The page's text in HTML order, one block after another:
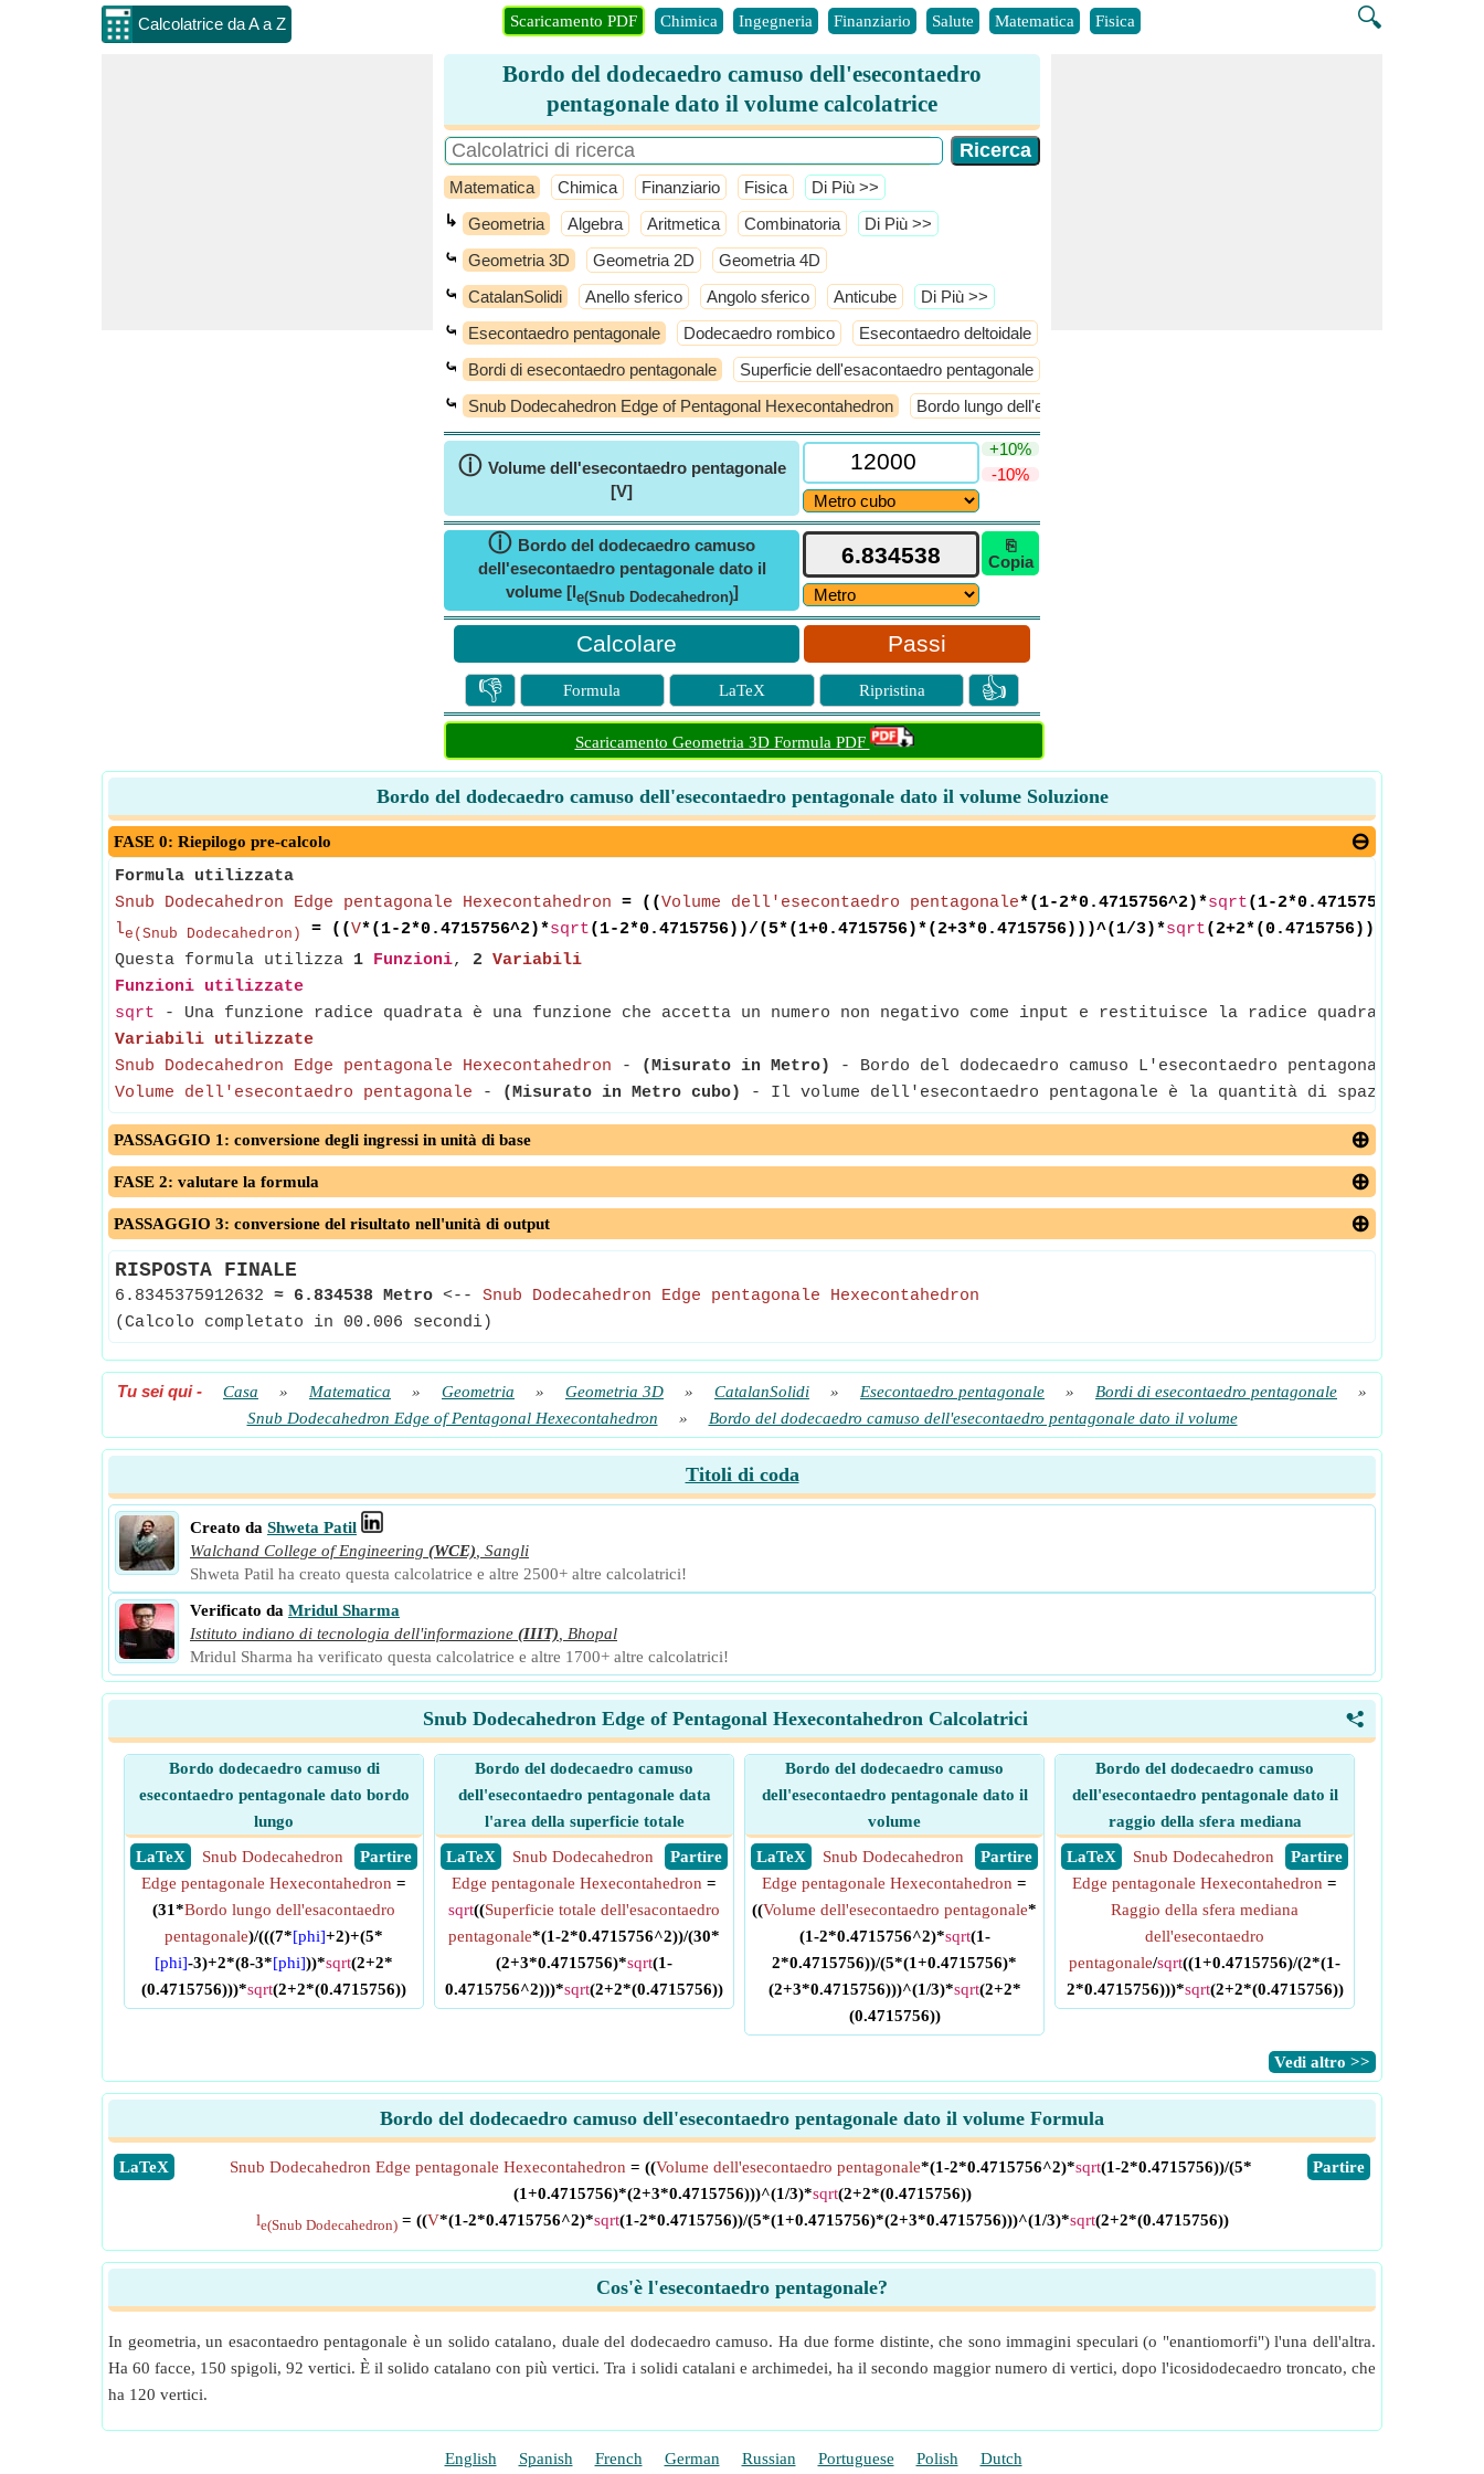
Calcolatrice da A a Z 🔍
Scaricamento PDF Chimica Ingegneria Finanziario Salute Matematica Fisica
Bordo del dodecaedro camuso dell'esecontaedro
pentagonale dato il volume calcolatrice
Matematica Chimica Finanziario Fisica ​Di Più >>
↳ Geometria Algebra Aritmetica Combinatoria ​Di Più >>
⤿ Geometria 3D Geometria 2D Geometria 4D
⤿ CatalanSolidi Anello sferico Angolo sferico Anticube ​Di Più >>
⤿ Esecontaedro pentagonale Dodecaedro rombico Esecontaedro deltoidale
⤿ Bordi di esecontaedro pentagonale Superficie dell'esacontaedro pentagonale
⤿ Snub Dodecahedron Edge of Pentagonal Hexecontahedron Bordo lungo dell'esacontaedro pentagonale
ⓘ Volume dell'esecontaedro pentagonale
[V]
+10%
-10%
ⓘ Bordo del dodecaedro camuso
dell'esecontaedro pentagonale dato il
volume [le(Snub Dodecahedron)]
⎘
Copia
Passi
👎 Formula LaTeX Ripristina 👍
Scaricamento Geometria 3D Formula PDF
Bordo del dodecaedro camuso dell'esecontaedro pentagonale dato il volume Soluzione
FASE 0: Riepilogo pre-calcolo
Formula utilizzata
Snub Dodecahedron Edge pentagonale Hexecontahedron = ((Volume dell'esecontaedro pentagonale*(1-2*0.4715756^2)*sqrt(1-2*0.4715756))/
le(Snub Dodecahedron) = ((V*(1-2*0.4715756^2)*sqrt(1-2*0.4715756))/(5*(1+0.4715756)*(2+3*0.4715756)))^(1/3)*sqrt(2+2*(0.4715756))
Questa formula utilizza 1 Funzioni, 2 Variabili
Funzioni utilizzate
sqrt - Una funzione radice quadrata è una funzione che accetta un numero non negativo come input e restituisce la radice quadrata del
Variabili utilizzate
Snub Dodecahedron Edge pentagonale Hexecontahedron - (Misurato in Metro)
- Bordo del dodecaedro camuso L'esecontaedro pentagonale è la
Volume dell'esecontaedro pentagonale - (Misurato in Metro cubo) - Il volume dell'esecontaedro pentagonale è la quantità di spazio
PASSAGGIO 1: conversione degli ingressi in unità di base
FASE 2: valutare la formula
PASSAGGIO 3: conversione del risultato nell'unità di output
RISPOSTA FINALE
6.8345375912632 ≈ 6.834538 Metro <-- Snub Dodecahedron Edge pentagonale Hexecontahedron
(Calcolo completato in 00.006 secondi)
Tu sei qui- Casa » Matematica » Geometria » Geometria 3D » CatalanSolidi » Esecontaedro pentagonale » Bordi di esecontaedro pentagonale
»
Snub Dodecahedron Edge of Pentagonal Hexecontahedron
» Bordo del dodecaedro camuso dell'esecontaedro pentagonale dato il volume
Titoli di coda
Creato da Shweta Patil
Walchand College of Engineering (WCE) Sangli
Shweta Patil ha creato questa calcolatrice e altre 2500+ altre calcolatrici!
Verificato da Mridul Sharma
Istituto indiano di tecnologia dell'informazione (IIIT)
Bhopal
Mridul Sharma ha verificato questa calcolatrice e altre 1700+ altre calcolatrici!
<
Snub Dodecahedron Edge of Pentagonal Hexecontahedron Calcolatrici
Bordo dodecaedro camuso di
esecontaedro pentagonale dato bordo
lungo
​ LaTeX
​ Partire
Snub Dodecahedron
Edge pentagonale Hexecontahedron =
(31*Bordo lungo dell'esacontaedro
pentagonale)/(((7*[phi]+2)+(5*
[phi]-3)+2*(8-3*[phi]))*sqrt(2+2*
(0.4715756)))*sqrt(2+2*(0.4715756))
Bordo del dodecaedro camuso
dell'esecontaedro pentagonale data
l'area della superficie totale
​ LaTeX
​ Partire
Snub Dodecahedron
Edge pentagonale Hexecontahedron =
sqrt((Superficie totale dell'esacontaedro
pentagonale*(1-2*0.4715756^2))/(30*
(2+3*0.4715756)*sqrt(1-
0.4715756^2)))*sqrt(2+2*(0.4715756))
Bordo del dodecaedro camuso
dell'esecontaedro pentagonale dato il
volume
​ LaTeX
​ Partire
Snub Dodecahedron
Edge pentagonale Hexecontahedron =
((Volume dell'esecontaedro pentagonale*
(1-2*0.4715756^2)*sqrt(1-
2*0.4715756))/(5*(1+0.4715756)*
(2+3*0.4715756)))^(1/3)*sqrt(2+2*
(0.4715756))
Bordo del dodecaedro camuso
dell'esecontaedro pentagonale dato il
raggio della sfera mediana
​ LaTeX
​ Partire
Snub Dodecahedron
Edge pentagonale Hexecontahedron =
Raggio della sfera mediana
dell'esecontaedro
pentagonale/sqrt((1+0.4715756)/(2*(1-
2*0.4715756)))*sqrt(2+2*(0.4715756))
​Vedi altro >>
Bordo del dodecaedro camuso dell'esecontaedro pentagonale dato il volume Formula
​LaTeX ​Partire
Snub Dodecahedron Edge pentagonale Hexecontahedron = ((Volume dell'esecontaedro pentagonale*(1-2*0.4715756^2)*sqrt(1-2*0.4715756))/(5*
(1+0.4715756)*(2+3*0.4715756)))^(1/3)*sqrt(2+2*(0.4715756))
le(Snub Dodecahedron)= ((V*(1-2*0.4715756^2)*sqrt(1-2*0.4715756))/(5*(1+0.4715756)*(2+3*0.4715756)))^(1/3)*sqrt(2+2*(0.4715756))
Cos'è l'esecontaedro pentagonale?
In geometria, un esacontaedro pentagonale è un solido catalano, duale del dodecaedro camuso. Ha due forme distinte, che sono immagini speculari (o "enantiomorfi") l'una dell'altra.
Ha 60 facce, 150 spigoli, 92 vertici. È il solido catalano con più vertici. Tra i solidi catalani e archimedei, ha il secondo maggior numero di vertici, dopo l'icosidodecaedro troncato, che
ha 120 vertici.
English Spanish French German Russian Portuguese Polish Dutch